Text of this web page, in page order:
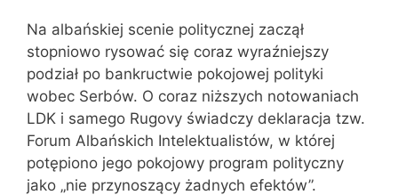
Na albańskiej scenie politycznej zaczął
stopniowo rysować się coraz wyraźniejszy
podział po bankructwie pokojowej polityki
wobec Serbów. O coraz niższych notowaniach
LDK i samego Rugovy świadczy deklaracja tzw.
Forum Albańskich Intelektualistów, w której
potępiono jego pokojowy program polityczny
jako „nie przynoszący żadnych efektów”.